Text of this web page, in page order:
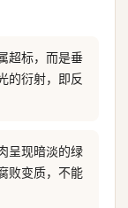
超标，而是垂
的衍射，即反
呈现暗淡的绿
败变质，不能